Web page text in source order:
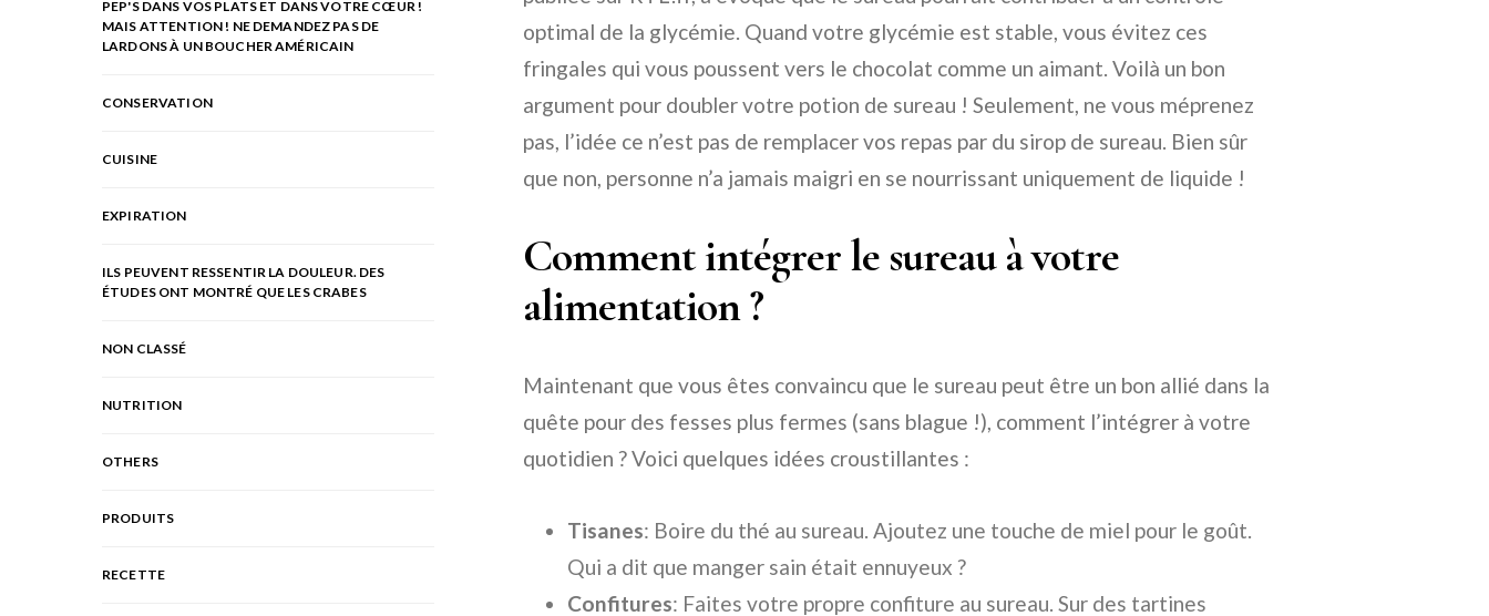
optimal de la glycémie. Quand votre glycémie est stable, vous évitez ces
fringales qui vous poussent vers le chocolat comme un aimant. Voilà un bon
argument pour doubler votre potion de sureau ! Seulement, ne vous méprenez
pas, l’idée ce n’est pas de remplacer vos repas par du sirop de sureau. Bien sûr
que non, personne n’a jamais maigri en se nourrissant uniquement de liquide !
Comment intégrer le sureau à votre
alimentation ?
Maintenant que vous êtes convaincu que le sureau peut être un bon allié dans la
quête pour des fesses plus fermes (sans blague !), comment l’intégrer à votre
quotidien ? Voici quelques idées croustillantes :
Tisanes: Boire du thé au sureau. Ajoutez une touche de miel pour le goût.
Qui a dit que manger sain était ennuyeux ?
Confitures: Faites votre propre confiture au sureau. Sur des tartines
PEP'S DANS VOS PLATS ET DANS VOTRE CŒUR !
MAIS ATTENTION ! NE DEMANDEZ PAS DE
LARDONS À UN BOUCHER AMÉRICAIN
CONSERVATION
CUISINE
EXPIRATION
ILS PEUVENT RESSENTIR LA DOULEUR. DES
ÉTUDES ONT MONTRÉ QUE LES CRABES
NON CLASSÉ
NUTRITION
OTHERS
PRODUITS
RECETTE